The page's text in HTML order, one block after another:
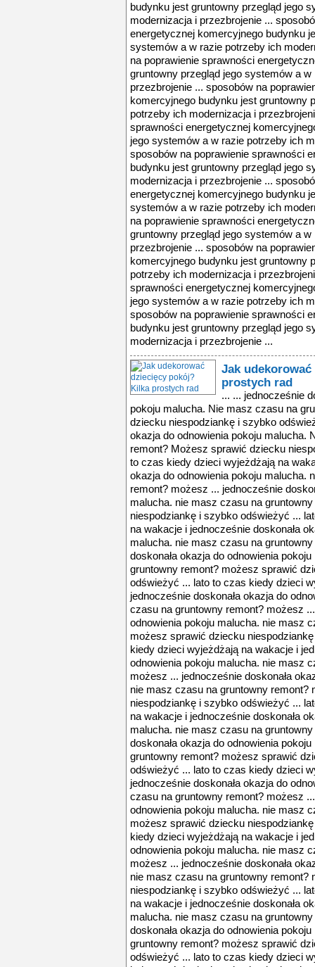
budynku jest gruntowny przegląd jego
modernizacja i przezbrojenie ...
energetycznej komercyjnego budynku
systemów a w razie potrzeby ich
na poprawienie sprawności
gruntowny przegląd jego systemów a
przezbrojenie ... sposobów na
komercyjnego budynku jest gruntowny
potrzeby ich modernizacja i
sprawności energetycznej
jego systemów a w razie potrzeby ich
sposobów na poprawienie sprawności
budynku jest gruntowny przegląd jego
modernizacja i przezbrojenie ...
energetycznej komercyjnego budynku
systemów a w razie potrzeby ich
na poprawienie sprawności
gruntowny przegląd jego systemów a
przezbrojenie ... sposobów na
komercyjnego budynku jest gruntowny
potrzeby ich modernizacja i
sprawności energetycznej
jego systemów a w razie potrzeby ich
sposobów na poprawienie sprawności
budynku jest gruntowny przegląd jego
modernizacja i przezbrojenie ...
Jak
prostych rad
... ... jednocześnie
pokoju malucha. Nie masz czasu na
dziecku niespodziankę i szybko
okazja do odnowienia pokoju malucha.
remont? Możesz sprawić dziecku
to czas kiedy dzieci wyjeżdżają na
okazja do odnowienia pokoju malucha.
remont? możesz ... jednocześnie
malucha. nie masz czasu na
niespodziankę i szybko odświeżyć ...
na wakacje i jednocześnie doskonała
malucha. nie masz czasu na
doskonała okazja do odnowienia
gruntowny remont? możesz sprawić
odświeżyć ... lato to czas kiedy dzieci
jednocześnie doskonała okazja do
czasu na gruntowny remont? możesz
odnowienia pokoju malucha. nie masz
możesz sprawić dziecku
kiedy dzieci wyjeżdżają na wakacje i
odnowienia pokoju malucha. nie masz
możesz ... jednocześnie doskonała
nie masz czasu na gruntowny remont?
niespodziankę i szybko odświeżyć ...
na wakacje i jednocześnie doskonała
malucha. nie masz czasu na
doskonała okazja do odnowienia
gruntowny remont? możesz sprawić
odświeżyć ... lato to czas kiedy dzieci
jednocześnie doskonała okazja do
czasu na gruntowny remont? możesz
odnowienia pokoju malucha. nie masz
możesz sprawić dziecku
kiedy dzieci wyjeżdżają na wakacje i
odnowienia pokoju malucha. nie masz
możesz ... jednocześnie doskonała
nie masz czasu na gruntowny remont?
niespodziankę i szybko odświeżyć ...
na wakacje i jednocześnie doskonała
malucha. nie masz czasu na
doskonała okazja do odnowienia
gruntowny remont? możesz sprawić
odświeżyć ... lato to czas kiedy dzieci